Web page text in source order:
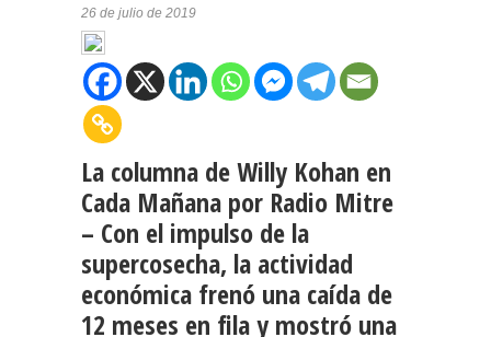
26 de julio de 2019
La columna de Willy Kohan en
Cada Mañana por Radio Mitre
– Con el impulso de la
supercosecha, la actividad
económica frenó una caída de
12 meses en fila y mostró una